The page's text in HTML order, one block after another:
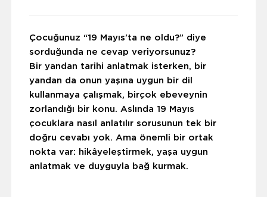
Çocuğunuz “19 Mayıs'ta ne oldu?” diye
sorduğunda ne cevap veriyorsunuz?
Bir yandan tarihi anlatmak isterken, bir
yandan da onun yaşına uygun bir dil
kullanmaya çalışmak, birçok ebeveynin
zorlandığı bir konu. Aslında 19 Mayıs
çocuklara nasıl anlatılır sorusunun tek bir
doğru cevabı yok. Ama önemli bir ortak
nokta var: hikâyeleştirmek, yaşa uygun
anlatmak ve duyguyla bağ kurmak.